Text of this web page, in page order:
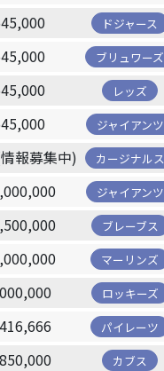
ドジャース
ブリュワーズ
レッズ
ジャイアンツ
報募集中) カージナルス
ジャイアンツ
ブレーブス
マーリンズ
ロッキーズ
パイレーツ
カブス